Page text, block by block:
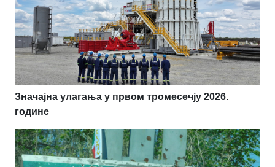
Значајна улагања у првом тромесечју 2026.
године